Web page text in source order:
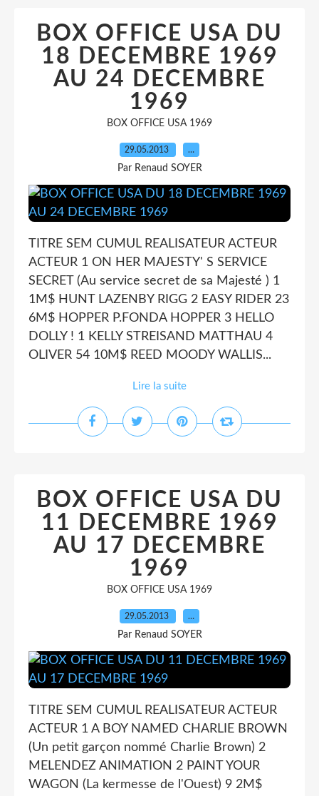
BOX OFFICE USA DU
18 DECEMBRE 1969
AU 24 DECEMBRE
1969
BOX OFFICE USA 1969
29.05.2013 …
Par Renaud SOYER
TITRE SEM CUMUL REALISATEUR ACTEUR
ACTEUR 1 ON HER MAJESTY' S SERVICE
SECRET (Au service secret de sa Majesté ) 1
1M$ HUNT LAZENBY RIGG 2 EASY RIDER 23
6M$ HOPPER P.FONDA HOPPER 3 HELLO
DOLLY ! 1 KELLY STREISAND MATTHAU 4
OLIVER 54 10M$ REED MOODY WALLIS...
Lire la suite
BOX OFFICE USA DU
11 DECEMBRE 1969
AU 17 DECEMBRE
1969
BOX OFFICE USA 1969
29.05.2013 …
Par Renaud SOYER
TITRE SEM CUMUL REALISATEUR ACTEUR
ACTEUR 1 A BOY NAMED CHARLIE BROWN
(Un petit garçon nommé Charlie Brown) 2
MELENDEZ ANIMATION 2 PAINT YOUR
WAGON (La kermesse de l'Ouest) 9 2M$